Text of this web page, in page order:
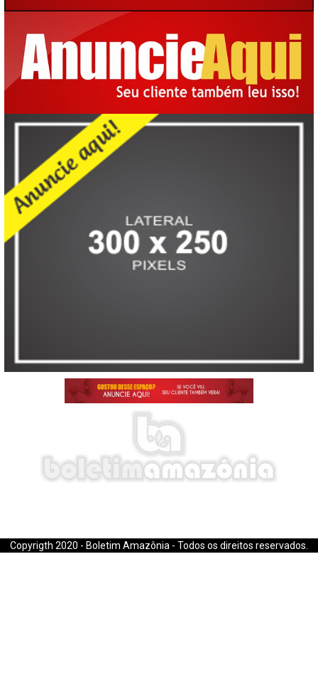
Copyrigth 2020 - Boletim Amazônia - Todos os direitos reservados.